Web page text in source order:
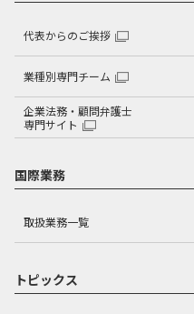
代表からのご挨拶
業種別専門チーム
企業法務・顧問弁護士
専門サイト
国際業務
取扱業務一覧
トピックス